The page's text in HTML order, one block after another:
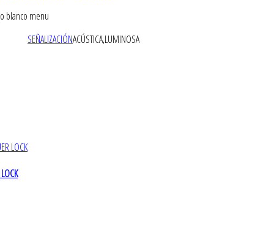
SEÑALIZACIÓNACÚSTICA,LUMINOSA